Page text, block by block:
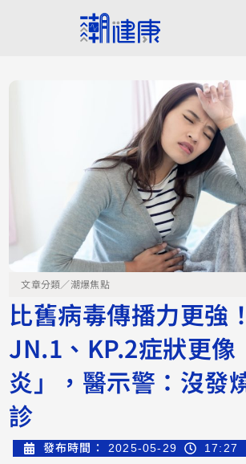
文章分類／潮爆焦點
比舊病毒傳播力更強
JN.1、KP.2症狀更像
炎」，醫示警：沒發
診
發布時間： 2025-05-29 17:27